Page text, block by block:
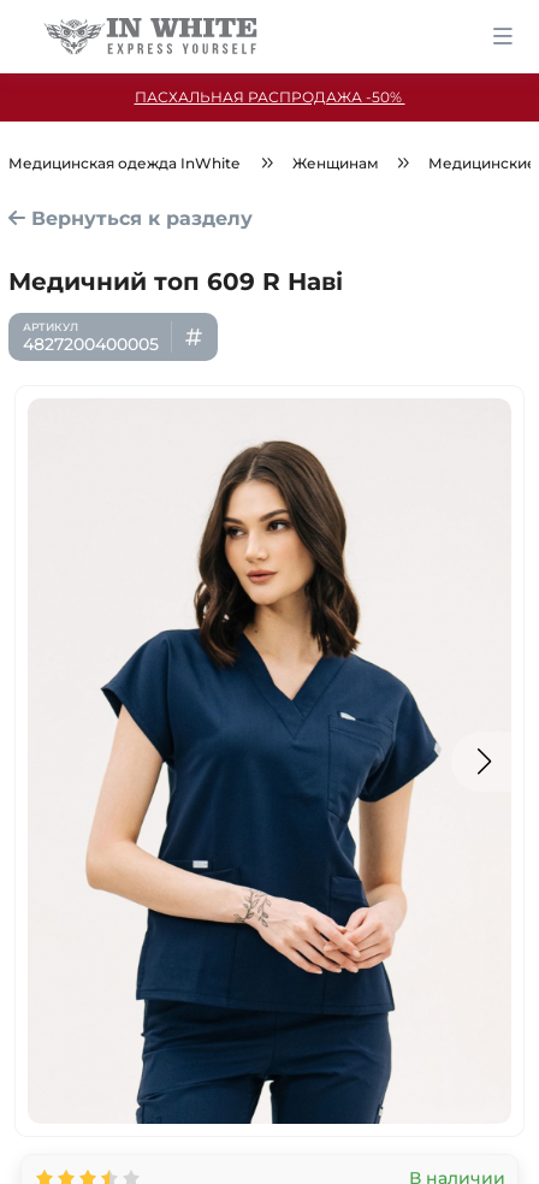
ПАСХАЛЬНАЯ РАСПРОДАЖА -50%
Медицинская одежда InWhite Женщинам Медицинские
Вернуться к разделу
Медичний топ 609 R Наві
4827200400005
В наличии